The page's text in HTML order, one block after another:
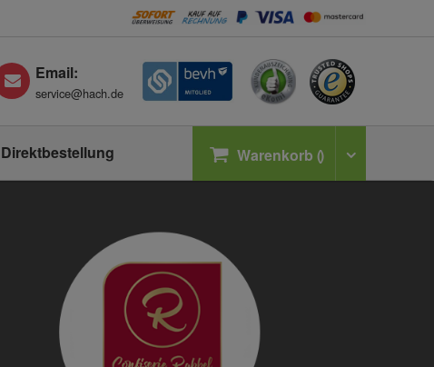
Email:
service@hach.de
Warenkorb
Direktbestellung